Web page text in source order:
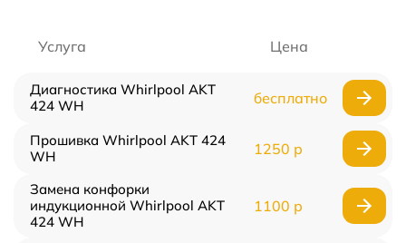
Услуга Цена
Диагностика Whirlpool AKT
424 WH
бесплатно
Прошивка Whirlpool AKT 424
WH
1250 р
Замена конфорки
индукционной Whirlpool AKT
424 WH
1100 р